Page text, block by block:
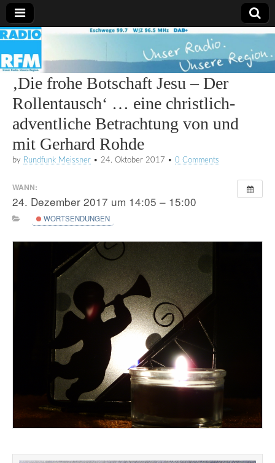
Radio
RFM
‚Die frohe Botschaft Jesu – Der
Rollentausch‘ … eine christlich-
adventliche Betrachtung von und
mit Gerhard Rohde
by Rundfunk Meissner • 24. Oktober 2017 • 0 Comments
WANN:
24. Dezember 2017 um 14:05 – 15:00
WORTSENDUNGEN